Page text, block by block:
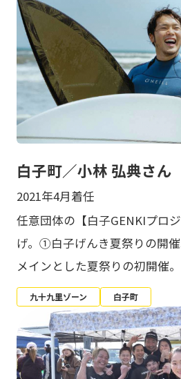
白子町／小林 弘典さん
2021年4月着任
任意団体の【白子GENKIプロ
げ。①白子げんき夏祭りの開
メインとした夏祭りの初開催
九十九里ゾーン 白子町